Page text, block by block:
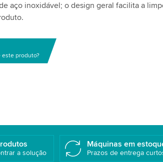
aço inoxidável; o design geral facilita a
este produto?
a solução
Máquinas em
Prazos de entrega